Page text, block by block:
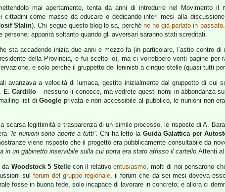
mai apertamente, tenta da anni di introdurre nel Movimento il
cittadini come masse da educare o dedicando interi mesi alla
Stalin). Chi segue questo blog lo sa, perché ne ho già parlato in passato
persone; apparirà soltanto quando gli avversari saranno stati screditati.
sta accadendo inizia due anni e mezzo fa (in particolare, l’astio contro
della Provincia, e fui scelto io), ma ci vorrebbero venti pagine per
e solo perché il gruppetto dei leninisti a cinque stelle (quasi tutti
avanzava a velocità di lumaca, gestito inizialmente dal gruppetto di cui
E. Cardillo– nessuno li conosce, ma vedrete questi nomi in abbondanza
list diGoogle privata e non accessibile al pubblico, le riunioni non
scarsa legittimità e trasparenza di un simile processo, le risposte di A.
“le riunioni sono aperte a tutti”. Chi ha letto la Guida Galattica per
viene risposto che il progetto era pubblicamente consultabile da
in un gabinetto inservibile sulla cui porta era stato affisso il cartello Attenti al
da Woodstock 5 Stellecon il relativoentusiasmo, molti di noi pensarono
sul forum del gruppo regionale, il forum che da sei mesi doveva
fosse in buona fede, solo incapace di lavorare in concreto; e allora ci